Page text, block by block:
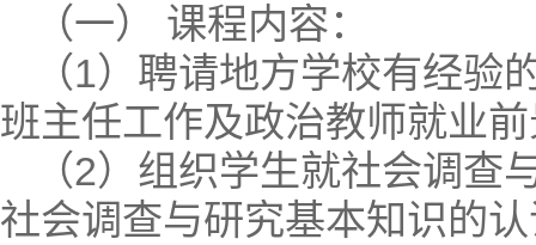
（一） 课程内容：
（1）聘请地方学校有经
班主任工作及政治教师就业
（2）组织学生就社会调
社会调查与研究基本知识的